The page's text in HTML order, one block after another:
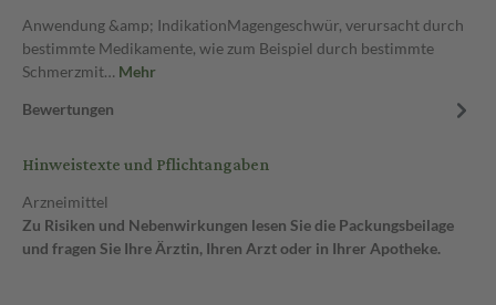
Anwendung &amp; IndikationMagengeschwür, verursacht durch
bestimmte Medikamente, wie zum Beispiel durch bestimmte
Schmerzmit… Mehr
Bewertungen
Hinweistexte und Pflichtangaben
Arzneimittel
Zu Risiken und Nebenwirkungen lesen Sie die Packungsbeilage
und fragen Sie Ihre Ärztin, Ihren Arzt oder in Ihrer Apotheke.